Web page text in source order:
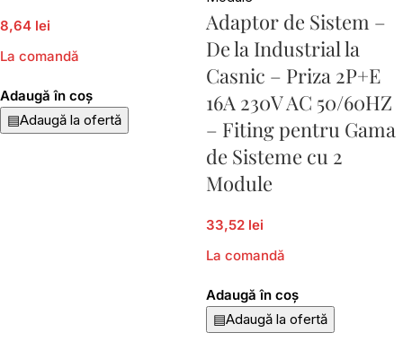
8,64 lei
La comandă
Adaugă în coș
▤Adaugă la ofertă
Adaptor de Sistem –
De la Industrial la
Casnic – Priza 2P+E
16A 230V AC 50/60HZ
– Fiting pentru Gama
de Sisteme cu 2
Module
33,52 lei
La comandă
Adaugă în coș
▤Adaugă la ofertă